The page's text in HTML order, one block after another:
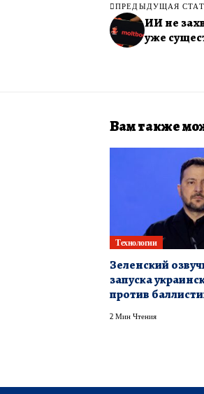
ПРЕДЫДУЩАЯ
ИИ не
уже
Вам также
Технологии
Зеленский
запуска
против
2 Мин Чтения